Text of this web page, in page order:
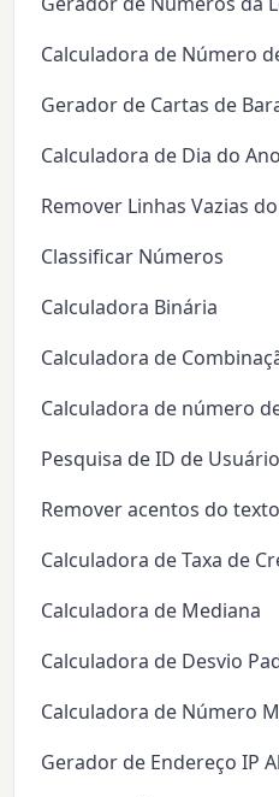
Calculadora de Número
Gerador de Cartas de
Calculadora de Dia do
Remover Linhas Vazias
Classificar Números
Calculadora Binária
Calculadora de
Calculadora de número
Pesquisa de ID de
Remover acentos do texto
Calculadora de Taxa de
Calculadora de Mediana
Calculadora de Desvio
Calculadora de Número
Gerador de Endereço IP